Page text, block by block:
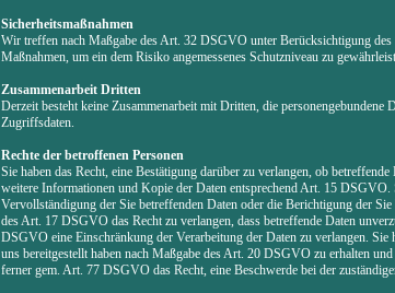
Sicherheitsmaßnahmen
Wir treffen nach Maßgabe des Art. 32 DSGVO unter Berücksichtigung des
Maßnahmen, um ein dem Risiko angemessenes Schutzniveau zu
Zusammenarbeit Dritten
Derzeit besteht keine Zusammenarbeit mit Dritten, die
Zugriffsdaten.
Rechte der betroffenen Personen
Sie haben das Recht, eine Bestätigung darüber zu verlangen, ob
weitere Informationen und Kopie der Daten entsprechend Art. 15
Vervollständigung der Sie betreffenden Daten oder die Berichtigung der
des Art. 17 DSGVO das Recht zu verlangen, dass betreffende Daten
DSGVO eine Einschränkung der Verarbeitung der Daten zu verlangen. Sie
uns bereitgestellt haben nach Maßgabe des Art. 20 DSGVO zu erhalten
ferner gem. Art. 77 DSGVO das Recht, eine Beschwerde bei der